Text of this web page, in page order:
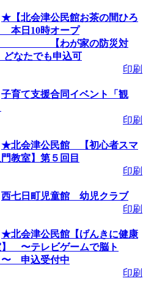
暑い！コ
ション 障
」 受付期
こびる塾
間：～
流広場「
10～
交流広場
★【北会津公民館お茶の間ひろ
本日10時オープ
【わが家の防災対
どなたでも申込可
印刷
子育て支援合同イベント「観
印刷
★北会津公民館 【初心者スマ
教室】第５回目
印刷
西七日町児童館 幼児クラブ
印刷
★北会津公民館【げんきに健康
】 〜テレビゲームで脳ト
〜 申込受付中
印刷